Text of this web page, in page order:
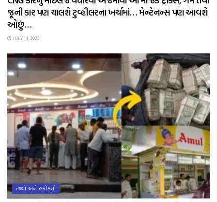
જૂની કાર પણ ચાલશે ટુવ્હીલરના ખર્ચામાં… મેન્ટેનન્સ પણ આવશે
ઓછું…
JULY 14, 2023
તથ્યો અને હકીકતો